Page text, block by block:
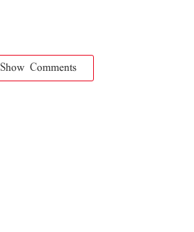
Show Comments